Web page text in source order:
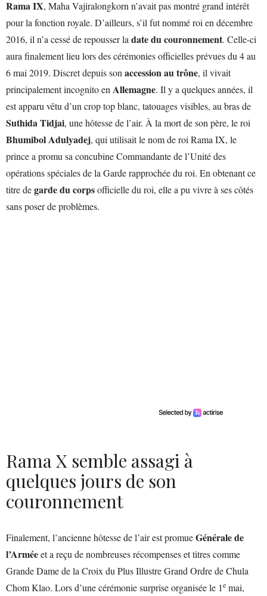
Rama IX, Maha Vajiralongkorn n’avait pas montré grand intérêt
pour la fonction royale. D’ailleurs, s’il fut nommé roi en décembre
2016, il n’a cessé de repousser la date du couronnement. Celle-ci
aura finalement lieu lors des cérémonies officielles prévues du 4 au
6 mai 2019. Discret depuis son accession au trône, il vivait
principalement incognito en Allemagne. Il y a quelques années, il
est apparu vêtu d’un crop top blanc, tatouages visibles, au bras de
Suthida Tidjai, une hôtesse de l’air. À la mort de son père, le roi
Bhumibol Adulyadej, qui utilisait le nom de roi Rama IX, le
prince a promu sa concubine Commandante de l’Unité des
opérations spéciales de la Garde rapprochée du roi. En obtenant ce
titre degarde du corpsofficielle du roi, elle a pu vivre à ses côtés
sans poser de problèmes.
Rama X semble assagi à
quelques jours de son
couronnement
Finalement, l’ancienne hôtesse de l’air est promueGénérale de
l’Arméeet a reçu de nombreuses récompenses et titres comme
Grande Dame de la Croix du Plus Illustre Grand Ordre de Chula
Chom Klao. Lors d’une cérémonie surprise organisée le 1e mai,